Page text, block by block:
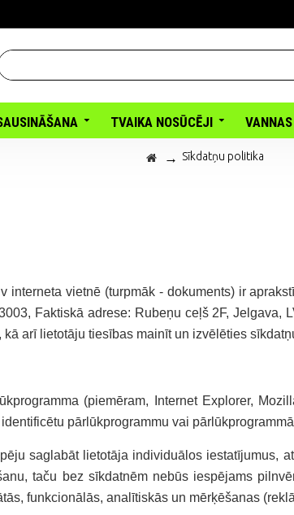
TVAIKA NOSŪCĒJI
Sīkdatņu politika
vietnē (turpmāk - dokuments) ir
Faktiskā adrese: Rubeņu ceļš 2F, Jelgava,
arī lietotāju tiesības mainīt un izvēlēties
(piemēram, Internet Explorer,
pārlūkprogrammu vai
saglabāt lietotāja individuālos iestatījumus,
taču bez sīkdatnēm nebūs iespējams
funkcionālās, analītiskās un mērķēšanas